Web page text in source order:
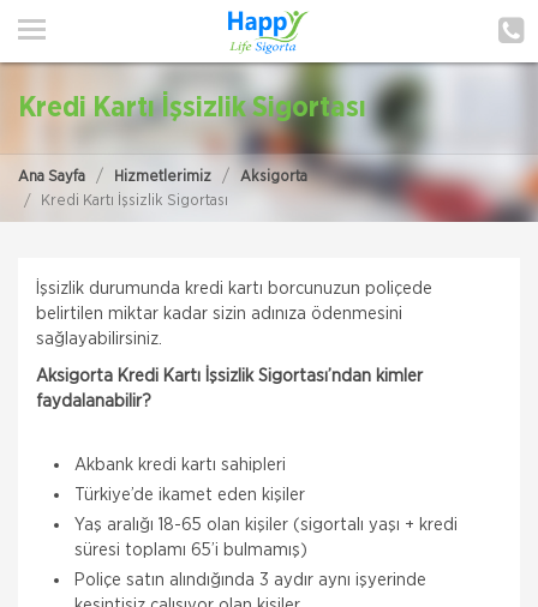
ANA SAYFA
POLIÇE HATIRLAT
MÜŞTERI GIRIŞI
TEKLİF AL
Kredi Kartı İşsizlik Sigortası
Ana Sayfa Hizmetlerimiz
Aksigorta
Kredi Kartı İşsizlik Sigortası
İşsizlik durumunda kredi kartı borcunuzun poliçede
belirtilen miktar kadar sizin adınıza ödenmesini
sağlayabilirsiniz.
Aksigorta Kredi Kartı İşsizlik Sigortası’ndan kimler
faydalanabilir?
Akbank kredi kartı sahipleri
Türkiye’de ikamet eden kişiler
Yaş aralığı 18-65 olan kişiler (sigortalı yaşı + kredi
süresi toplamı 65’i bulmamış)
Poliçe satın alındığında 3 aydır aynı işyerinde